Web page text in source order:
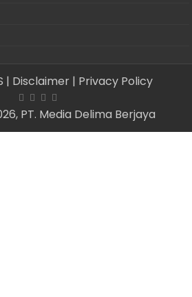
| Disclaimer | Privacy Policy
PT. Media Delima Berjaya